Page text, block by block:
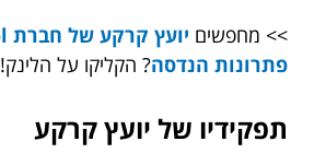
>> מחפשים
פתרונות הנדסה? הקליקו על הלינק!
תפקידיו של יועץ קרקע